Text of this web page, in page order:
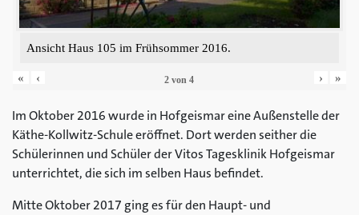
Ansicht Haus 105 im Frühsommer 2016.
« ‹ 2 von4 › »
Im Oktober 2016 wurde in Hofgeismar eine Außenstelle der
Käthe-Kollwitz-Schule eröffnet. Dort werden seither die
Schülerinnen und Schüler der Vitos Tagesklinik Hofgeismar
unterrichtet, die sich im selben Haus befindet.
Mitte Oktober 2017 ging es für den Haupt- und